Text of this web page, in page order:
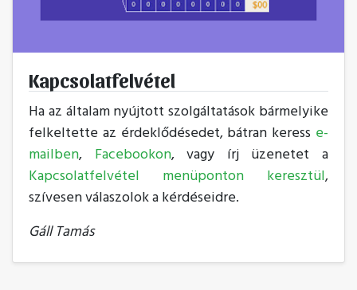
Kapcsolatfelvétel
Ha az általam nyújtott szolgáltatások bármelyike
felkeltette az érdeklődésedet, bátran keress e-
mailben, Facebookon, vagy írj üzenetet a
Kapcsolatfelvétel menüponton keresztül,
szívesen válaszolok a kérdéseidre.
Gáll Tamás